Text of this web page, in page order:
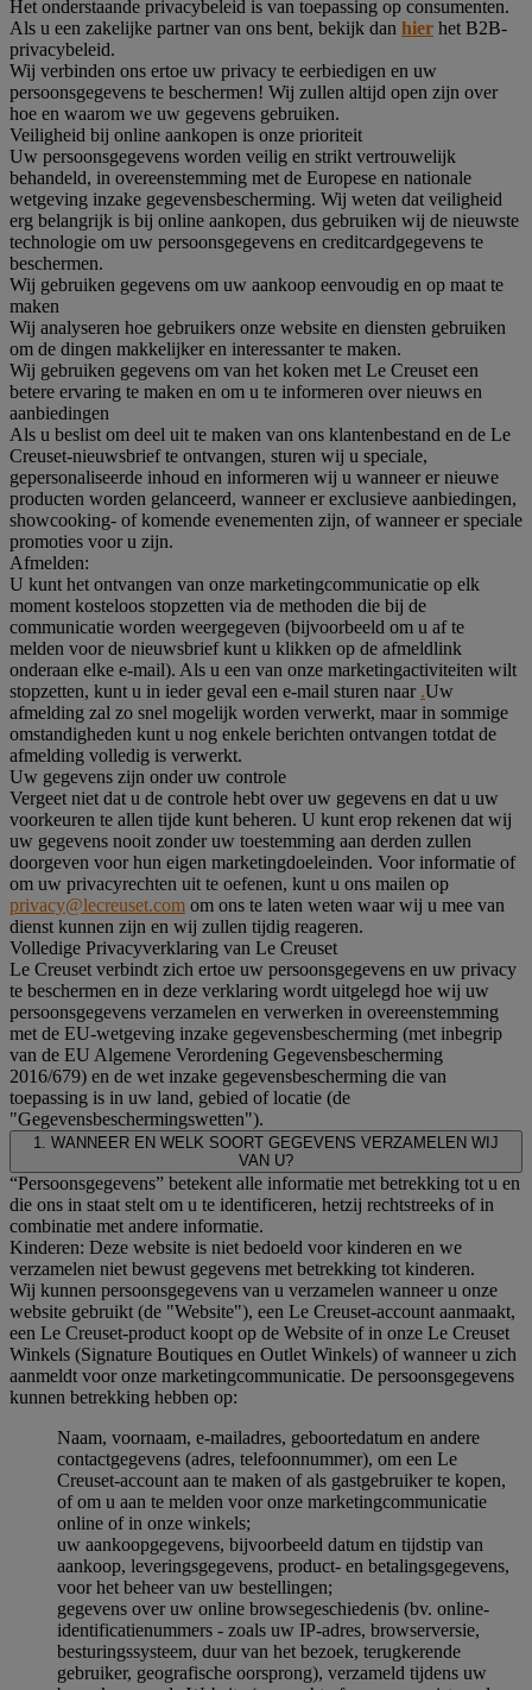
Het onderstaande privacybeleid is van toepassing op consumenten.
Als u een zakelijke partner van ons bent, bekijk dan hier het B2B-
privacybeleid.
Wij verbinden ons ertoe uw privacy te eerbiedigen en uw
persoonsgegevens te beschermen! Wij zullen altijd open zijn over
hoe en waarom we uw gegevens gebruiken.
Veiligheid bij online aankopen is onze prioriteit
Uw persoonsgegevens worden veilig en strikt vertrouwelijk
behandeld, in overeenstemming met de Europese en nationale
wetgeving inzake gegevensbescherming. Wij weten dat veiligheid
erg belangrijk is bij online aankopen, dus gebruiken wij de nieuwste
technologie om uw persoonsgegevens en creditcardgegevens te
beschermen.
Wij gebruiken gegevens om uw aankoop eenvoudig en op maat te
maken
Wij analyseren hoe gebruikers onze website en diensten gebruiken
om de dingen makkelijker en interessanter te maken.
Wij gebruiken gegevens om van het koken met Le Creuset een
betere ervaring te maken en om u te informeren over nieuws en
aanbiedingen
Als u beslist om deel uit te maken van ons klantenbestand en de Le
Creuset-nieuwsbrief te ontvangen, sturen wij u speciale,
gepersonaliseerde inhoud en informeren wij u wanneer er nieuwe
producten worden gelanceerd, wanneer er exclusieve aanbiedingen,
showcooking- of komende evenementen zijn, of wanneer er speciale
promoties voor u zijn.
Afmelden:
U kunt het ontvangen van onze marketingcommunicatie op elk
moment kosteloos stopzetten via de methoden die bij de
communicatie worden weergegeven (bijvoorbeeld om u af te
melden voor de nieuwsbrief kunt u klikken op de afmeldlink
onderaan elke e-mail). Als u een van onze marketingactiviteiten wilt
stopzetten, kunt u in ieder geval een e-mail sturen naar .Uw
afmelding zal zo snel mogelijk worden verwerkt, maar in sommige
omstandigheden kunt u nog enkele berichten ontvangen totdat de
afmelding volledig is verwerkt.
Uw gegevens zijn onder uw controle
Vergeet niet dat u de controle hebt over uw gegevens en dat u uw
voorkeuren te allen tijde kunt beheren. U kunt erop rekenen dat wij
uw gegevens nooit zonder uw toestemming aan derden zullen
doorgeven voor hun eigen marketingdoeleinden. Voor informatie of
om uw privacyrechten uit te oefenen, kunt u ons mailen op
privacy@lecreuset.com om ons te laten weten waar wij u mee van
dienst kunnen zijn en wij zullen tijdig reageren.
Volledige Privacyverklaring van Le Creuset
Le Creuset verbindt zich ertoe uw persoonsgegevens en uw privacy
te beschermen en in deze verklaring wordt uitgelegd hoe wij uw
persoonsgegevens verzamelen en verwerken in overeenstemming
met de EU-wetgeving inzake gegevensbescherming (met inbegrip
van de EU Algemene Verordening Gegevensbescherming
2016/679) en de wet inzake gegevensbescherming die van
toepassing is in uw land, gebied of locatie (de
"Gegevensbeschermingswetten").
1. WANNEER EN WELK SOORT GEGEVENS VERZAMELEN WIJ
VAN U?
“Persoonsgegevens” betekent alle informatie met betrekking tot u en
die ons in staat stelt om u te identificeren, hetzij rechtstreeks of in
combinatie met andere informatie.
Kinderen: Deze website is niet bedoeld voor kinderen en we
verzamelen niet bewust gegevens met betrekking tot kinderen.
Wij kunnen persoonsgegevens van u verzamelen wanneer u onze
website gebruikt (de "Website"), een Le Creuset-account aanmaakt,
een Le Creuset-product koopt op de Website of in onze Le Creuset
Winkels (Signature Boutiques en Outlet Winkels) of wanneer u zich
aanmeldt voor onze marketingcommunicatie. De persoonsgegevens
kunnen betrekking hebben op:
Naam, voornaam, e-mailadres, geboortedatum en andere
contactgegevens (adres, telefoonnummer), om een Le
Creuset-account aan te maken of als gastgebruiker te kopen,
of om u aan te melden voor onze marketingcommunicatie
online of in onze winkels;
uw aankoopgegevens, bijvoorbeeld datum en tijdstip van
aankoop, leveringsgegevens, product- en betalingsgegevens,
voor het beheer van uw bestellingen;
gegevens over uw online browsegeschiedenis (bv. online-
identificatienummers - zoals uw IP-adres, browserversie,
besturingssysteem, duur van het bezoek, terugkerende
gebruiker, geografische oorsprong), verzameld tijdens uw